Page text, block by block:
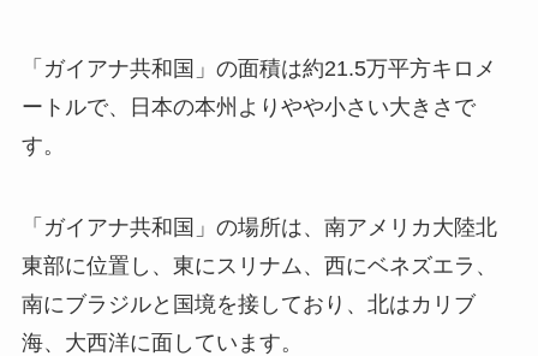
「ガイアナ共和国」の面積は約21.5万平方キロメ
ートルで、日本の本州よりやや小さい大きさで
す。
「ガイアナ共和国」の場所は、南アメリカ大陸北
東部に位置し、東にスリナム、西にベネズエラ、
南にブラジルと国境を接しており、北はカリブ
海、大西洋に面しています。